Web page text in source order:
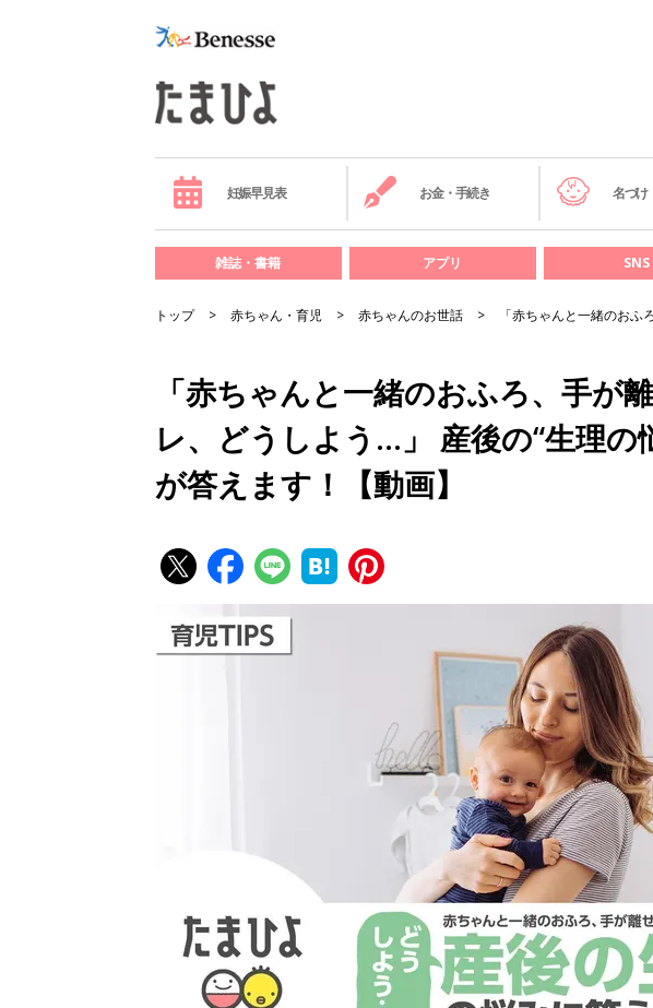
妊娠早見表 お金・手続き 名づけ
雑誌・書籍 アプリ SNS
トップ 赤ちゃん・育児 赤ちゃんのお世話 「赤ちゃんと一緒のお
「赤ちゃんと一緒のおふろ、手が
レ、どうしよう…」 産後の“生理の
が答えます！【動画】